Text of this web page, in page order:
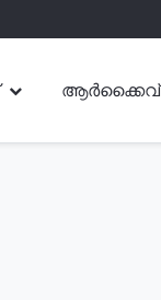
ആർക്കൈവ്